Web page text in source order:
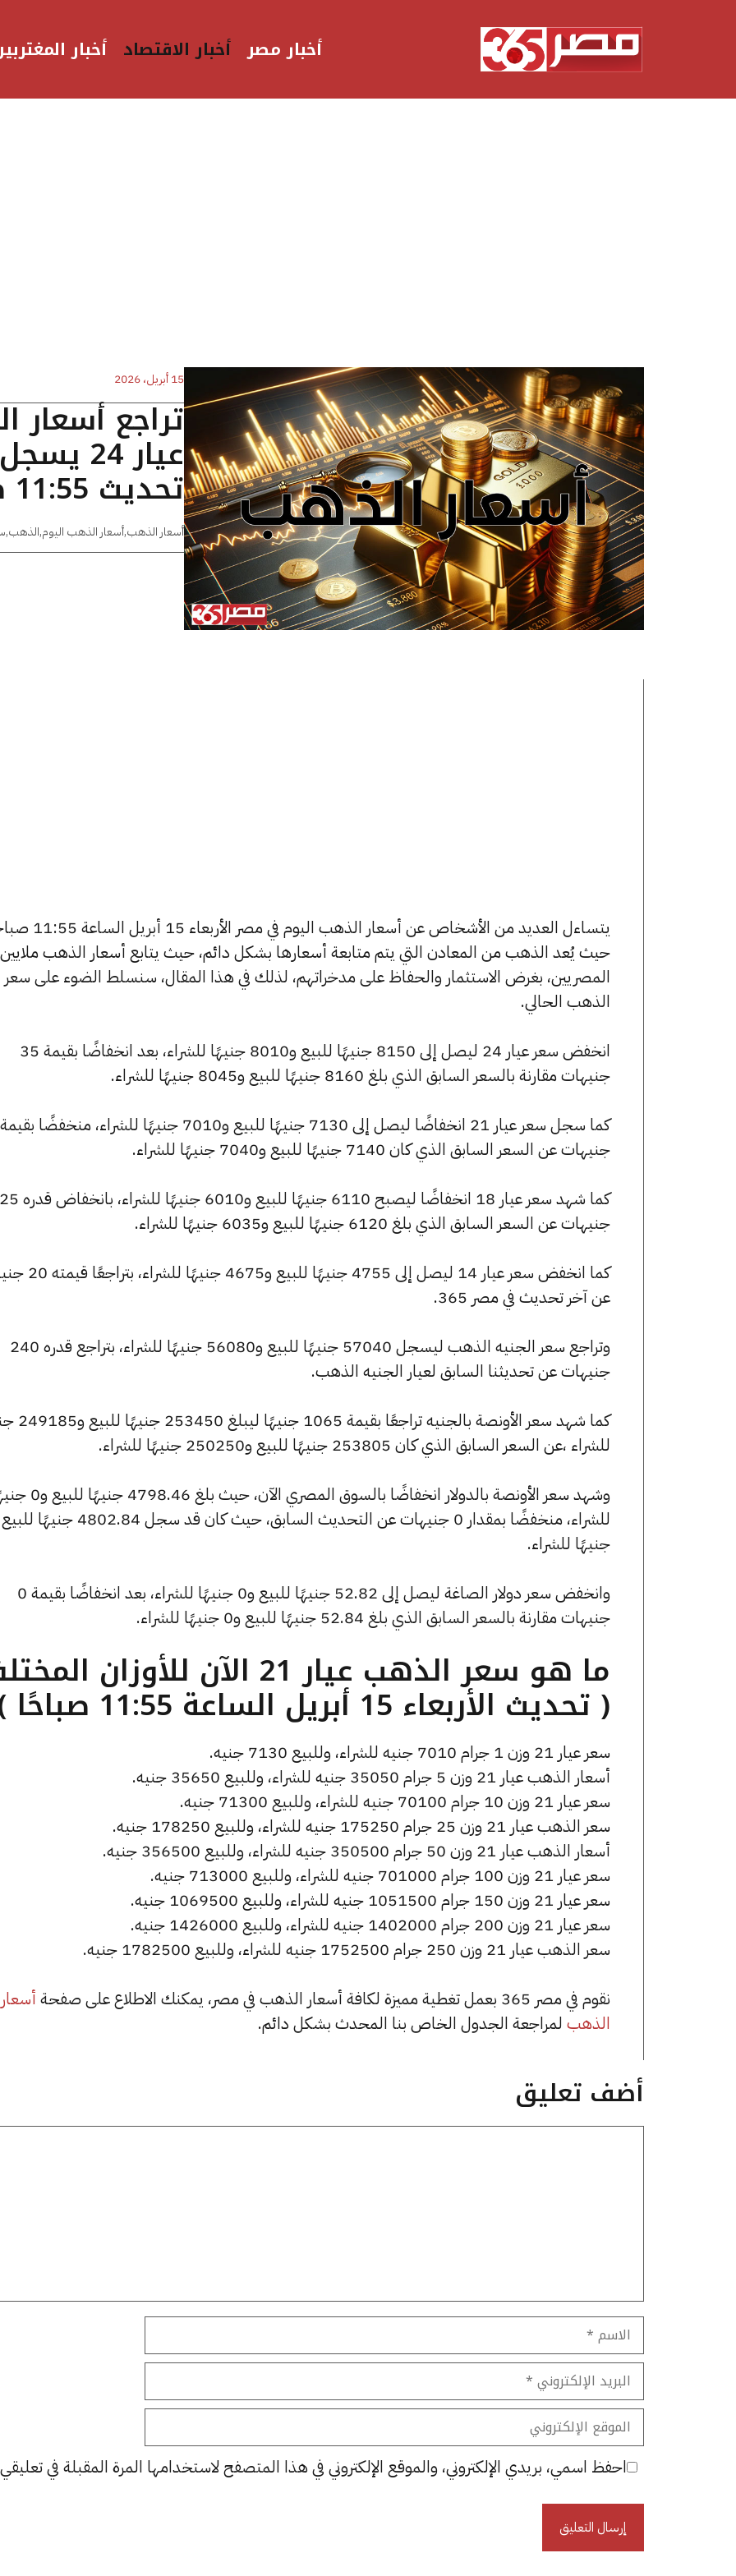
أخبار مصر أخبار الاقتصاد أخبار
15 أبريل، 2026
تراجع
تحديث 11:55 صباحا
أسعار الذهب,أسعار الذهب اليوم,الذهب,
يتساءل العديد من الأشخاص عن أسعار الذهب اليوم في
حيث يُعد الذهب من المعادن التي يتم متابعة أسعارها بشكل دائم، حيث يتابع أسعار الذهب ملايين
المصريين، بغرض الاستثمار والحفاظ على مدخراتهم، لذلك في هذا المقال، سنسلط الضوء على سعر
الذهب الحالي.
انخفض سعر عيار 24 ليصل إلى 8150 جنيهًا للبيع و8010 جنيهًا للشراء، بعد انخفاضًا بقيمة 35
جنيهات مقارنة بالسعر السابق الذي بلغ 8160 جنيهًا للبيع و8045 جنيهًا للشراء.
جنيهات عن السعر السابق الذي كان 7140 جنيهًا للبيع و7040 جنيهًا للشراء.
كما شهد سعر عيار 18 انخفاضًا ليصبح 6110 جنيهًا للبيع و6010 جنيهًا للشراء، بانخفاض قدره 25
جنيهات عن السعر السابق الذي بلغ 6120 جنيهًا للبيع و6035 جنيهًا للشراء.
كما انخفض سعر عيار 14 ليصل إلى 4755
عن آخر تحديث في مصر 365.
وتراجع سعر الجنيه الذهب ليسجل 57040 جنيهًا للبيع و56080 جنيهًا للشراء، بتراجع قدره 240
جنيهات عن تحديثنا السابق لعيار الجنيه الذهب.
كما شهد سعر الأونصة
للشراء ،عن السعر السابق الذي كان 253805 جنيهًا للبيع و250250 جنيهًا للشراء.
وشهد سعر الأونصة بالدولار انخفاضًا بالسوق المصري الآن،
جنيهًا للشراء.
وانخفض سعر دولار الصاغة ليصل إلى 52.82 جنيهًا للبيع و0 جنيهًا للشراء، بعد انخفاضًا بقيمة 0
جنيهات مقارنة بالسعر السابق الذي بلغ 52.84 جنيهًا للبيع و0 جنيهًا للشراء.
ما هو سعر الذهب عيار 21 الآن للأوزان
( تحديث الأربعاء 15 أبريل الساعة 11:55 صباحًا )
سعر عيار 21 وزن 1 جرام 7010 جنيه للشراء، وللبيع 7130 جنيه.
أسعار الذهب عيار 21 وزن 5 جرام 35050 جنيه للشراء، وللبيع 35650 جنيه.
سعر عيار 21 وزن 10 جرام 70100 جنيه للشراء، وللبيع 71300 جنيه.
سعر الذهب عيار 21 وزن 25 جرام 175250 جنيه للشراء، وللبيع 178250 جنيه.
أسعار الذهب عيار 21 وزن 50 جرام 350500 جنيه للشراء، وللبيع 356500 جنيه.
سعر عيار 21 وزن 100 جرام 701000 جنيه للشراء، وللبيع 713000 جنيه.
سعر عيار 21 وزن 150 جرام 1051500 جنيه للشراء، وللبيع 1069500 جنيه.
سعر عيار 21 وزن 200 جرام 1402000 جنيه للشراء، وللبيع 1426000 جنيه.
سعر الذهب عيار 21 وزن 250 جرام 1752500 جنيه للشراء، وللبيع 1782500 جنيه.
نقوم في مصر 365 بعمل تغطية مميزة لكافة أسعار الذهب في مصر، يمكنك الاطلاع على صفحة
أسعار
الذهب لمراجعة الجدول الخاص بنا المحدث بشكل دائم.
أضف تعليق
الاسم
البريد
الإلكتروني
الموقع
الإلكتروني
احفظ اسمي، بريدي الإلكتروني، والموقع الإلكتروني في هذا المتصفح لاستخدامها المرة المقبلة في